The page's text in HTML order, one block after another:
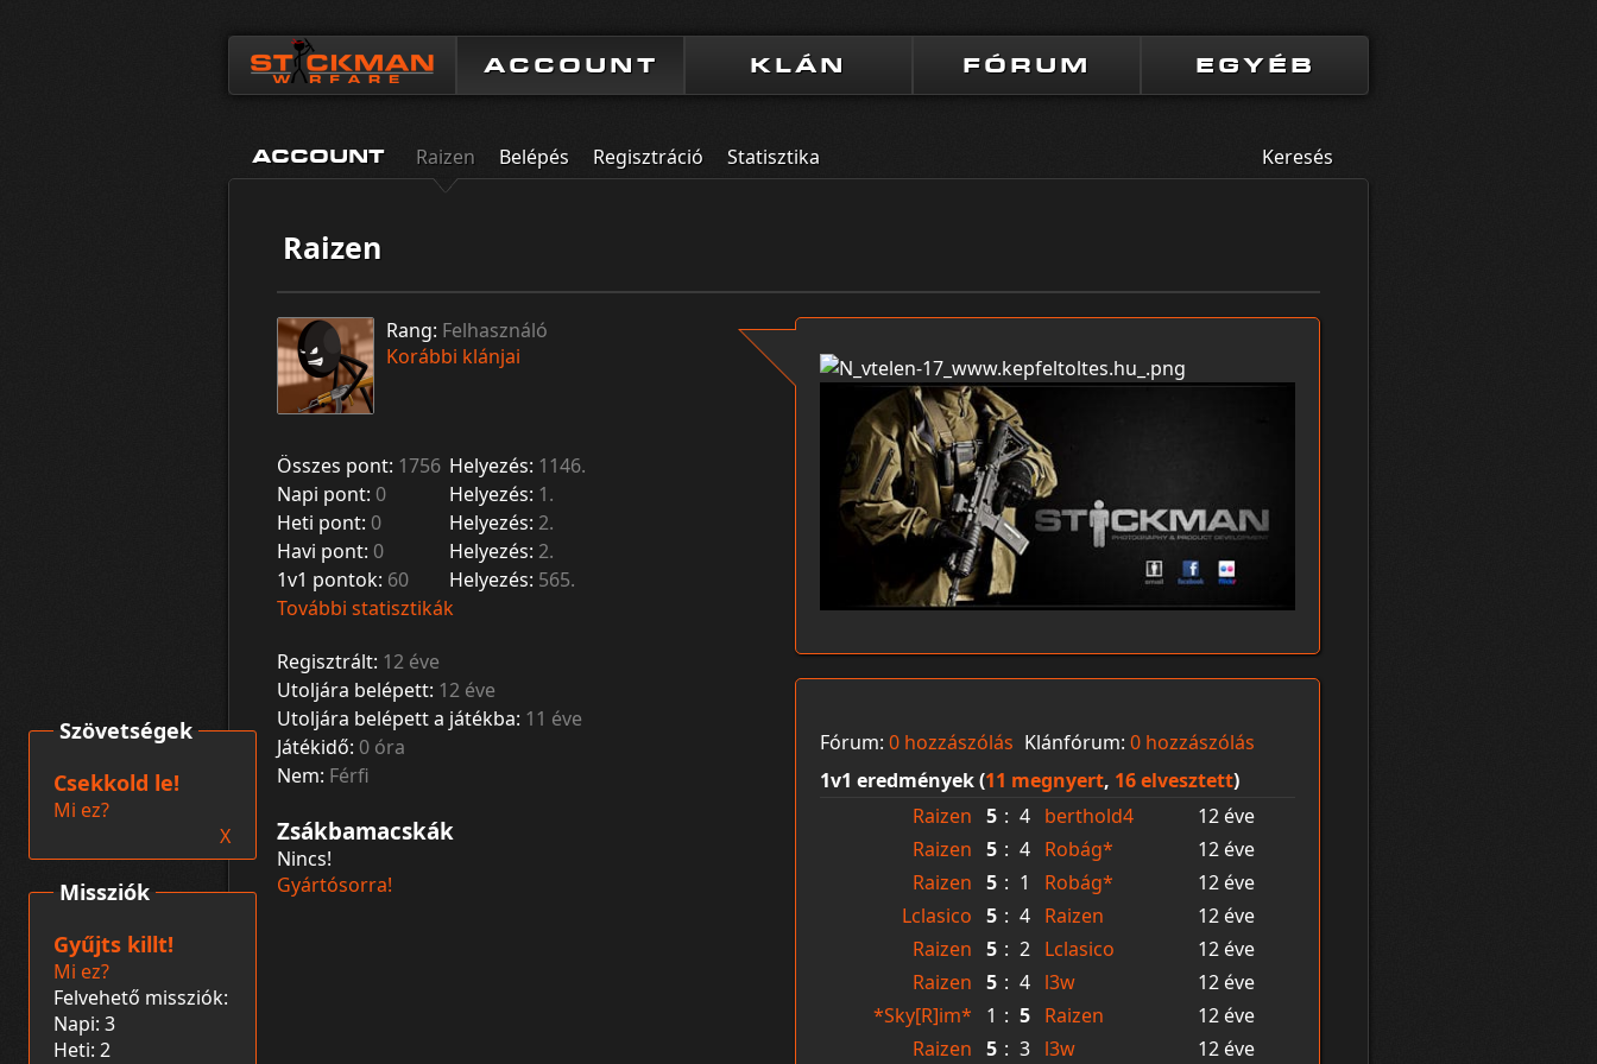
ACCOUNT KLÁN FÓRUM EGYÉB
ACCOUNT Raizen Belépés Regisztráció Statisztika Keresés
Raizen
Rang: Felhasználó
Korábbi klánjai
Összes pont: 1756 Helyezés: 1146.
Napi pont: 0 Helyezés: 1.
Heti pont: 0 Helyezés: 2.
Havi pont: 0 Helyezés: 2.
1v1 pontok: 60 Helyezés: 565.
További statisztikák
Regisztrált: 12 éve
Utoljára belépett: 12 éve
Utoljára belépett a játékba: 11 éve
Játékidő: 0 óra
Nem: Férfi
Zsákbamacskák
Nincs!
Gyártósorra!
Fórum: 0 hozzászólás Klánfórum: 0 hozzászólás
1v1 eredmények (11 megnyert, 16 elvesztett)
Raizen 5 : 4 berthold4
12 éve
Raizen 5 : 4 Robág*
12 éve
Raizen 5 : 1 Robág*
12 éve
Lclasico 5 : 4 Raizen
12 éve
Raizen 5 : 2 Lclasico
12 éve
Raizen 5 : 4 l3w
12 éve
*Sky[R]im*
1 : 5 Raizen
12 éve
Raizen 5 : 3 l3w 12 éve
Missziók
Gyűjts killt!
Mi ez?
Felvehető missziók:
Napi: 3
Heti: 2
Szövetségek
Csekkold le!
Mi ez?
X